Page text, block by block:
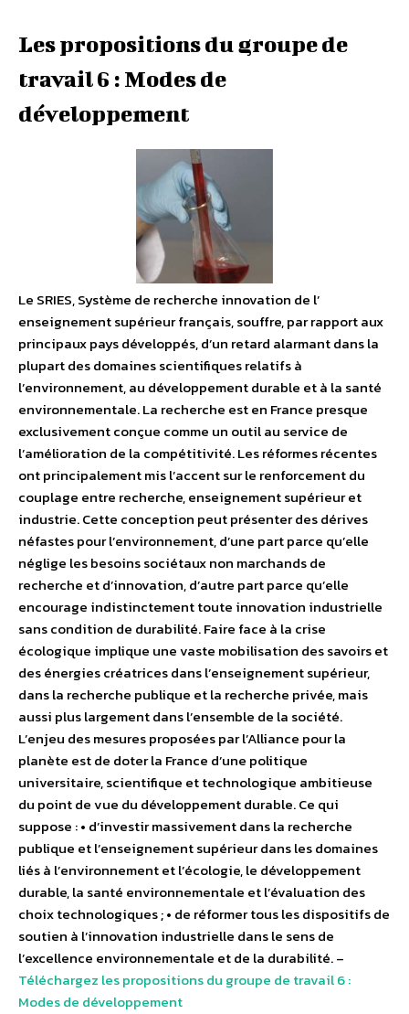
Les propositions du groupe de
travail 6 : Modes de
développement
Le SRIES, Système de recherche innovation de l’
enseignement supérieur français, souffre, par rapport aux
principaux pays développés, d’un retard alarmant dans la
plupart des domaines scientifiques relatifs à
l’environnement, au développement durable et à la santé
environnementale. La recherche est en France presque
exclusivement conçue comme un outil au service de
l’amélioration de la compétitivité. Les réformes récentes
ont principalement mis l’accent sur le renforcement du
couplage entre recherche, enseignement supérieur et
industrie. Cette conception peut présenter des dérives
néfastes pour l’environnement, d’une part parce qu’elle
néglige les besoins sociétaux non marchands de
recherche et d’innovation, d’autre part parce qu’elle
encourage indistinctement toute innovation industrielle
sans condition de durabilité. Faire face à la crise
écologique implique une vaste mobilisation des savoirs et
des énergies créatrices dans l’enseignement supérieur,
dans la recherche publique et la recherche privée, mais
aussi plus largement dans l’ensemble de la société.
L’enjeu des mesures proposées par l’Alliance pour la
planète est de doter la France d’une politique
universitaire, scientifique et technologique ambitieuse
du point de vue du développement durable. Ce qui
suppose : • d’investir massivement dans la recherche
publique et l’enseignement supérieur dans les domaines
liés à l’environnement et l’écologie, le développement
durable, la santé environnementale et l’évaluation des
choix technologiques ; • de réformer tous les dispositifs de
soutien à l’innovation industrielle dans le sens de
l’excellence environnementale et de la durabilité. –
Téléchargez les propositions du groupe de travail 6 :
Modes de développement